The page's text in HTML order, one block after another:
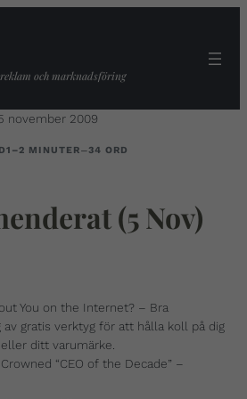
och marknadsföring
november 2009
1–2 MINUTER–34 ORD
(5 Nov)
You on the Internet? – Bra
av gratis verktyg för att hålla koll på dig
ditt varumärke.
“CEO of the Decade” –